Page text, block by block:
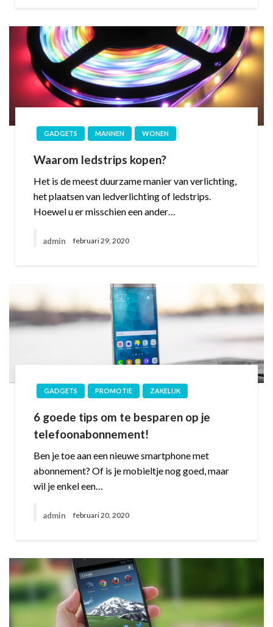
GADGETS MANNEN WONEN
Waarom ledstrips kopen?
Het is de meest duurzame manier van verlichting,
het plaatsen van ledverlichting of ledstrips.
Hoewel u er misschien een ander…
admin februari 29, 2020
GADGETS PROMOTIE ZAKELIJK
6 goede tips om te besparen op je
telefoonabonnement!
Ben je toe aan een nieuwe smartphone met
abonnement? Of is je mobieltje nog goed, maar
wil je enkel een…
admin februari 20, 2020